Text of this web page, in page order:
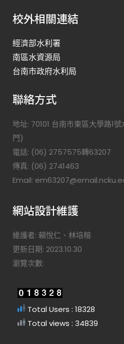
校外相關連結
經濟部水利署
南區水資源局
台南市政府水利局
聯絡方式
地址: 70101 台南市東區大學路1
門)
電話: (06) 2757575轉63207
傳真: (06) 2741463
Email:
網站設計維護
維護者: 賴悅仁、林培榕
更新日期: 2023.10.30
瀏覽次數:
Total Users : 18328
Total views : 34839